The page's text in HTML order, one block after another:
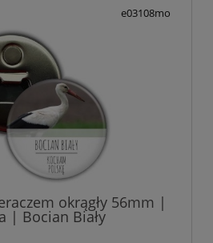
e03108mo
okrągły 56mm |
| Bocian Biały